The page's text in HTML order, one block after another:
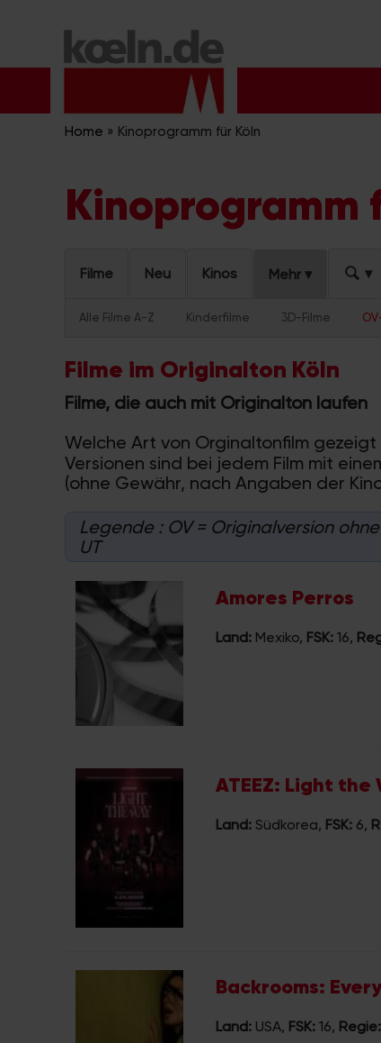
Inhalt
Home » Kinoprogramm für Köln
Kinoprogramm
Filme Neu Kinos Mehr
Alle Filme A-Z Kinderfilme 3D-Filme
Filme im Originalton Köln
Filme, die auch mit Originalton laufen
Welche Art von Orginaltonfilm
Versionen sind bei jedem Film mit
(ohne Gewähr, nach Angaben der
Legende : OV = Originalversion
UT
Amores Perros
Land: Mexiko, FSK: 16,
ATEEZ: Light the
Land: Südkorea, FSK: 6,
Backrooms:
Land: USA, FSK: 16, Regie: